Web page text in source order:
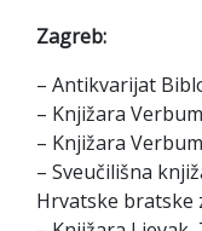
Zagreb:
– Antikvarijat
– Knjižara
– Knjižara
– Sveučilišna
Hrvatske bratske